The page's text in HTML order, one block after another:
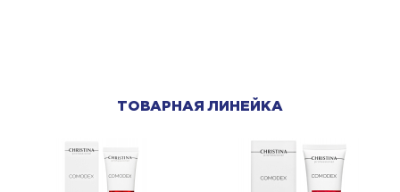
ТОВАРНАЯ ЛИНЕЙКА